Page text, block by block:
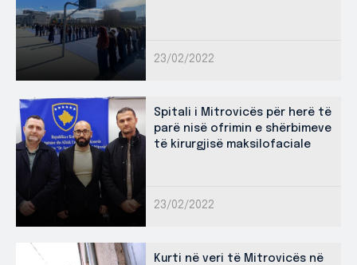
23/02/2022
Spitali i Mitrovicës për herë të
parë nisë ofrimin e shërbimeve
të kirurgjisë maksilofaciale
23/02/2022
Kurti në veri të Mitrovicës në